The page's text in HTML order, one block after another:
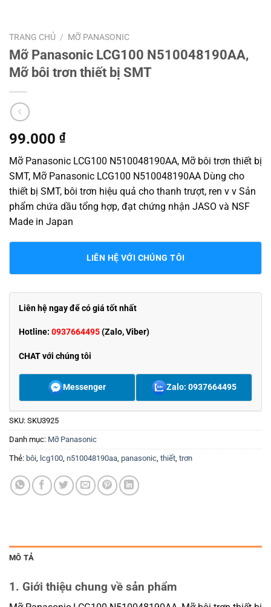
TRANG CHỦ / MỠ PANASONIC
Mỡ Panasonic LCG100 N510048190AA,
Mỡ bôi trơn thiết bị SMT
99.000 ₫
Mỡ Panasonic LCG100 N510048190AA, Mỡ bôi trơn thiết bị
SMT, Mỡ Panasonic LCG100 N510048190AA Dùng cho
thiết bị SMT, bôi trơn hiệu quả cho thanh trượt, ren v v Sản
phẩm chứa dầu tổng hợp, đạt chứng nhận JASO và NSF
Made in Japan
LIÊN HỆ VỚI CHÚNG TÔI
Liên hệ ngay để có giá tốt nhất
Hotline: 0937664495(Zalo, Viber)
CHAT với chúng tôi
Messenger Zalo: 0937664495
SKU: SKU3925
Danh mục: Mỡ Panasonic
Thẻ: bôi lcg100 n510048190aa panasonic thiết trơn
MÔ TẢ
1. Giới thiệu chung về sản phẩm